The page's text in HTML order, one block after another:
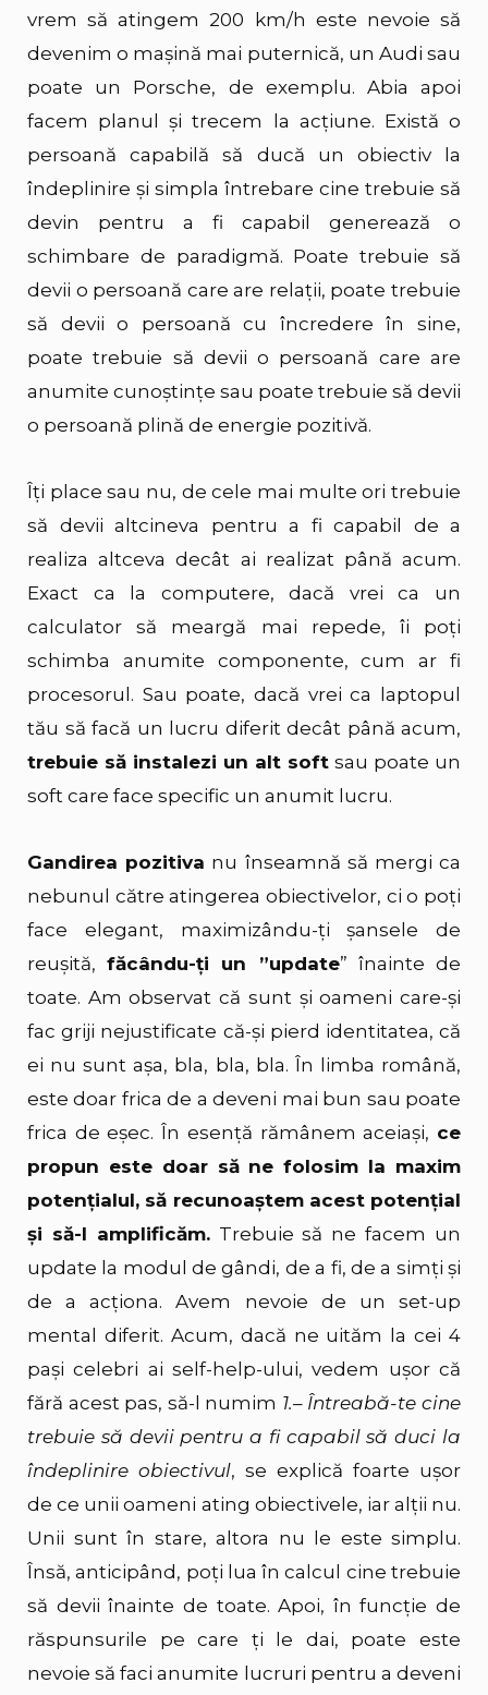
vrem să atingem 200 km/h este nevoie să
devenim o mașină mai puternică, un Audi sau
poate un Porsche, de exemplu. Abia apoi
facem planul și trecem la acțiune. Există o
persoană capabilă să ducă un obiectiv la
îndeplinire și simpla întrebare cine trebuie să
devin pentru a fi capabil generează o
schimbare de paradigmă. Poate trebuie să
devii o persoană care are relații, poate trebuie
să devii o persoană cu încredere în sine,
poate trebuie să devii o persoană care are
anumite cunoștințe sau poate trebuie să devii
o persoană plină de energie pozitivă.
Îți place sau nu, de cele mai multe ori trebuie
să devii altcineva pentru a fi capabil de a
realiza altceva decât ai realizat până acum.
Exact ca la computere, dacă vrei ca un
calculator să meargă mai repede, îi poți
schimba anumite componente, cum ar fi
procesorul. Sau poate, dacă vrei ca laptopul
tău să facă un lucru diferit decât până acum,
trebuie să instalezi un alt soft sau poate un
soft care face specific un anumit lucru.
Gandirea pozitiva nu înseamnă să mergi ca
nebunul către atingerea obiectivelor, ci o poți
face elegant, maximizându-ți șansele de
reușită,făcându-ți un ”update” înainte de
toate. Am observat că sunt și oameni care-și
fac griji nejustificate că-și pierd identitatea, că
ei nu sunt așa, bla, bla, bla. În limba română,
este doar frica de a deveni mai bun sau poate
frica de eșec. În esență rămânem aceiași, ce
propun este doar să ne folosim la maxim
potențialul, să recunoaștem acest potențial
și să-l amplificăm.Trebuie să ne facem un
update la modul de gândi, de a fi, de a simți și
de a acționa. Avem nevoie de un set-up
mental diferit. Acum, dacă ne uităm la cei 4
pași celebri ai self-help-ului, vedem ușor că
fără acest pas, să-l numim 1.– Întreabă-te cine
trebuie să devii pentru a fi capabil să duci la
îndeplinire obiectivul, se explică foarte ușor
de ce unii oameni ating obiectivele, iar alții nu.
Unii sunt în stare, altora nu le este simplu.
Însă, anticipând, poți lua în calcul cine trebuie
să devii înainte de toate. Apoi, în funcție de
răspunsurile pe care ți le dai, poate este
nevoie să faci anumite lucruri pentru a deveni